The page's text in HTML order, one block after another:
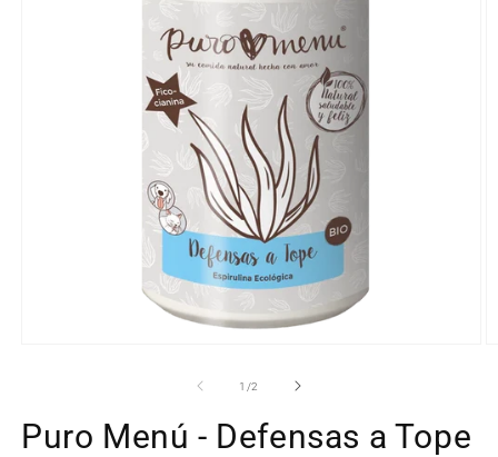
una
ventana
1 /de
2
Puro Menú - Defensas a Tope